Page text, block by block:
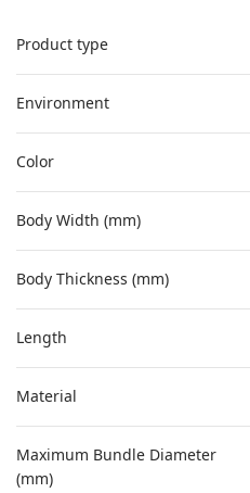
Product type
Environment
Color
Body Width (mm)
Body Thickness (mm)
Length
Material
Maximum Bundle Diameter
(mm)